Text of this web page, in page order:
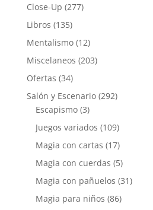
Close-Up (277)
Libros (135)
Mentalismo (12)
Miscelaneos (203)
Ofertas (34)
Salón y Escenario (292)
Escapismo (3)
Juegos variados (109)
Magia con cartas (17)
Magia con cuerdas (5)
Magia con pañuelos (31)
Magia para niños (86)